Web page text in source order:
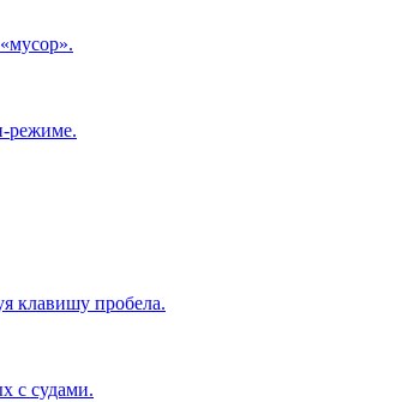
режиме.
клавишу пробела.
с судами.